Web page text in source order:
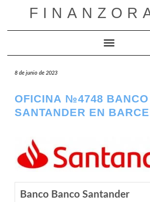
Cambiar
8 de junio de 2023
OFICINA №4748 BANCO
SANTANDER EN
Banco Banco Santander